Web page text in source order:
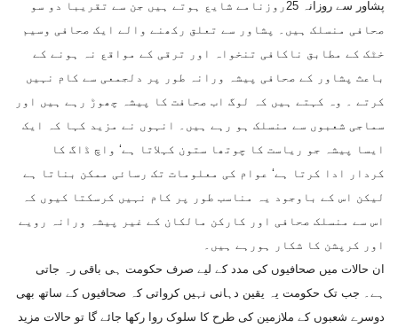
پشاور سے روزانہ 25روزنامے شایع ہوتے ہیں جن سے تقریبا دو سو
صحافی منسلک ہیں۔ پشاور سے تعلق رکھنے والے ایک صحافی وسیم
خٹک کے مطابق ناکافی تنخواہ اور ترقی کے مواقع نہ ہونے کے
باعث پشاور کے صحافی پیشہ ورانہ طور پر دلجمعی سے کام نہیں
کرتے ۔ وہ کہتے ہیں کہ لوگ اب صحافت کا پیشہ چھوڑ رہے ہیں اور
سماجی شعبوں سے منسلک ہو رہے ہیں۔ انہوں نے مزید کہا کہ ایک
ایسا پیشہ جو ریاست کا چوتھا ستون کہلاتا ہے‘ واچ ڈاگ کا
کردار ادا کرتا ہے‘ عوام کی معلومات تک رسائی ممکن بناتا ہے
لیکن اس کے باوجود یہ مناسب طور پر کام نہیں کرسکتا کیوں کہ
اس سے منسلک صحافی اور کارکن مالکان کے غیر پیشہ ورانہ رویے
اور کرپشن کا شکار ہورہے ہیں۔
ان حالات میں صحافیوں کی مدد کے لیے صرف حکومت ہی باقی رہ جاتی
ہے۔ جب تک حکومت یہ یقین دہانی نہیں کرواتی کہ صحافیوں کے ساتھ بھی
دوسرے شعبوں کے ملازمین کی طرح کا سلوک روا رکھا جائے گا تو حالات مزید